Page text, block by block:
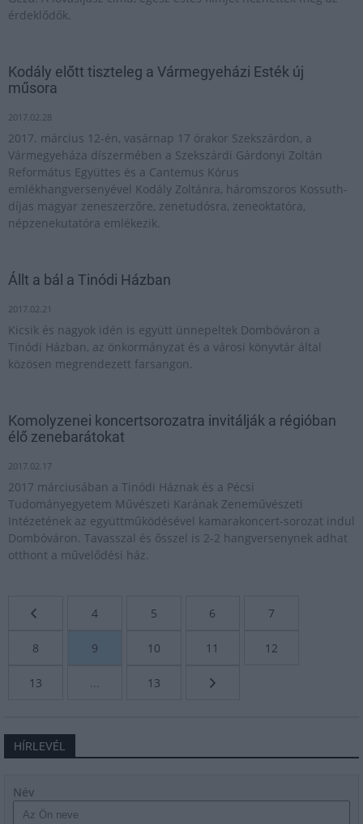
érdeklődők.
Kodály előtt tiszteleg a Vármegyeházi Esték új
műsora
2017.02.28
2017. március 12-én, vasárnap 17 órakor Szekszárdon, a
Vármegyeháza díszermében a Szekszárdi Gárdonyi Zoltán
Református Együttes és a Cantemus Kórus
emlékhangversenyével Kodály Zoltánra, háromszoros Kossuth-
díjas magyar zeneszerzőre, zenetudósra, zeneoktatóra,
népzenekutatóra emlékezik.
Állt a bál a Tinódi Házban
2017.02.21
Kicsik és nagyok idén is együtt ünnepeltek Dombóváron a
Tinódi Házban, az önkormányzat és a városi könyvtár által
közösen megrendezett farsangon.
Komolyzenei koncertsorozatra invitálják a régióban
élő zenebarátokat
2017.02.17
2017 márciusában a Tinódi Háznak és a Pécsi
Tudományegyetem Művészeti Karának Zeneművészeti
Intézetének az együttműködésével kamarakoncert-sorozat indul
Dombóváron. Tavasszal és ősszel is 2-2 hangversenynek adhat
otthont a művelődési ház.
4 5 6 7
8 9 10 11 12
13 ... 13
HÍRLEVÉL
Név